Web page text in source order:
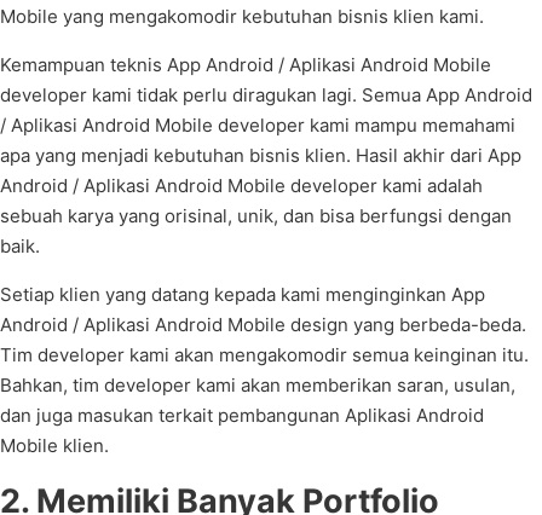
Mobile yang mengakomodir kebutuhan bisnis klien kami.
Kemampuan teknis App Android / Aplikasi Android Mobile
developer kami tidak perlu diragukan lagi. Semua App Android
/ Aplikasi Android Mobile developer kami mampu memahami
apa yang menjadi kebutuhan bisnis klien. Hasil akhir dari App
Android / Aplikasi Android Mobile developer kami adalah
sebuah karya yang orisinal, unik, dan bisa berfungsi dengan
baik.
Setiap klien yang datang kepada kami menginginkan App
Android / Aplikasi Android Mobile design yang berbeda-beda.
Tim developer kami akan mengakomodir semua keinginan itu.
Bahkan, tim developer kami akan memberikan saran, usulan,
dan juga masukan terkait pembangunan Aplikasi Android
Mobile klien.
2. Memiliki Banyak Portfolio